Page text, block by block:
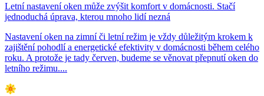
Letní nastavení oken může zvýšit komfort v domácnosti. Stačí
jednoduchá úprava, kterou mnoho lidí nezná
Nastavení oken na zimní či letní režim je vždy důležitým krokem k
zajištění pohodlí a energetické efektivity v domácnosti během celého
roku. A protože je tady červen, budeme se věnovat přepnutí oken do
letního režimu....